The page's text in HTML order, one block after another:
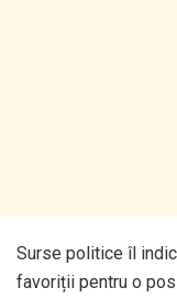
Surse politice îl
favoriții pentru o